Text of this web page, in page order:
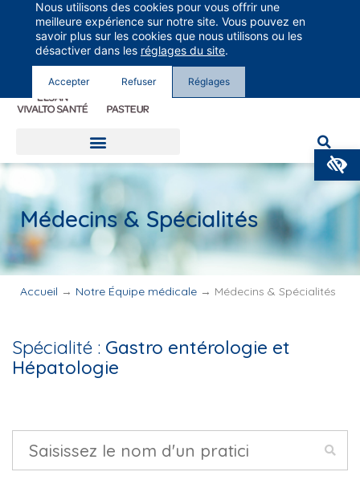
Groupe Vivalto Santé
Entre nous, la vie
Médecins & Spécialités
Accueil → Notre Équipe médicale → Médecins & Spécialités
Spécialité : Gastro entérologie et
Hépatologie
Nous utilisons des cookies pour vous offrir une
meilleure expérience sur notre site. Vous pouvez en
savoir plus sur les cookies que nous utilisons ou les
désactiver dans les réglages du site.
Accepter Refuser Réglages